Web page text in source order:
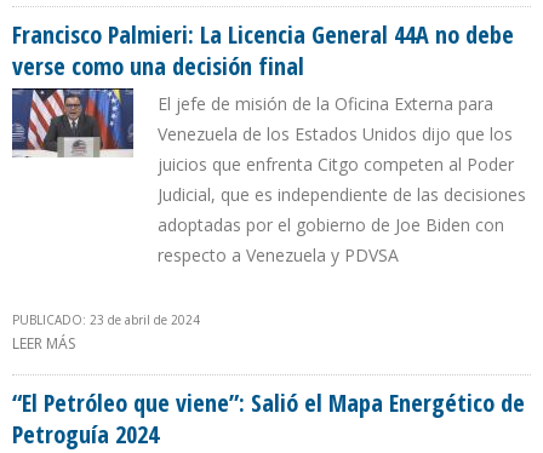
Francisco Palmieri: La Licencia General 44A no debe
verse como una decisión final
El jefe de misión de la Oficina Externa para
Venezuela de los Estados Unidos dijo que los
juicios que enfrenta Citgo competen al Poder
Judicial, que es independiente de las decisiones
adoptadas por el gobierno de Joe Biden con
respecto a Venezuela y PDVSA
PUBLICADO: 23 de abril de 2024
LEER MÁS
“El Petróleo que viene”: Salió el Mapa Energético de
Petroguía 2024